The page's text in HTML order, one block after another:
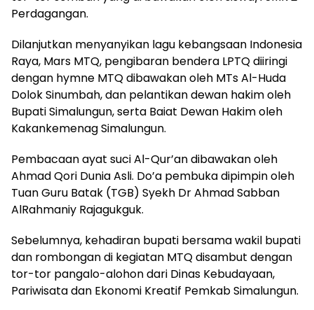
Perdagangan.
Dilanjutkan menyanyikan lagu kebangsaan Indonesia
Raya, Mars MTQ, pengibaran bendera LPTQ diiringi
dengan hymne MTQ dibawakan oleh MTs Al-Huda
Dolok Sinumbah, dan pelantikan dewan hakim oleh
Bupati Simalungun, serta Baiat Dewan Hakim oleh
Kakankemenag Simalungun.
Pembacaan ayat suci Al-Qur’an dibawakan oleh
Ahmad Qori Dunia Asli. Do’a pembuka dipimpin oleh
Tuan Guru Batak (TGB) Syekh Dr Ahmad Sabban
AlRahmaniy Rajagukguk.
Sebelumnya, kehadiran bupati bersama wakil bupati
dan rombongan di kegiatan MTQ disambut dengan
tor-tor pangalo-alohon dari Dinas Kebudayaan,
Pariwisata dan Ekonomi Kreatif Pemkab Simalungun.